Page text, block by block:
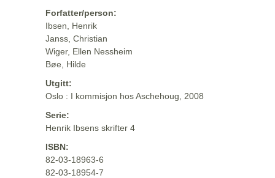
Forfatter/person:
Ibsen, Henrik
Janss, Christian
Wiger, Ellen Nessheim
Bøe, Hilde
Utgitt:
Oslo : I kommisjon hos Aschehoug, 2008
Serie:
Henrik Ibsens skrifter 4
ISBN:
82-03-18963-6
82-03-18954-7